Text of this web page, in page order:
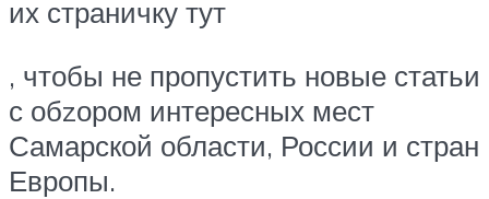
их страничку тут
, чтобы не пропустить новые статьи
с обzором интересных мест
Самарской области, России и стран
Европы.